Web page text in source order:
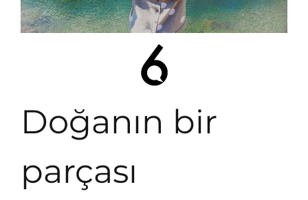
Doğanın bir
parçası